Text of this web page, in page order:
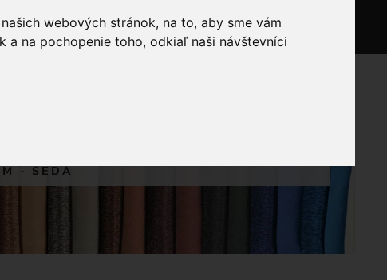
webových stránok, na to, aby sme vám
a na pochopenie toho, odkiaľ naši návštevníci
- ŠEDÁ